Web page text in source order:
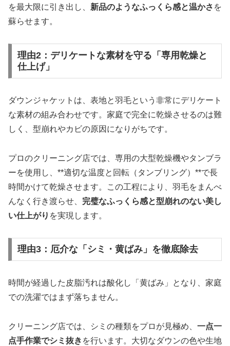
を最大限に引き出し、 新品のようなふっくら感と温かさ を
蘇らせます。
理由2：デリケートな素材を守る「専用乾燥と
仕上げ」
ダウンジャケットは、表地と羽毛という非常にデリケート
な素材の組み合わせです。家庭で完全に乾燥させるのは難
しく、型崩れやカビの原因になりがちです。
プロのクリーニング店では、専用の大型乾燥機やタンブラ
ーを使用し、**適切な温度と回転（タンブリング）**で長
時間かけて乾燥させます。この工程により、羽毛をまんべ
んなく行き渡らせ、 完璧なふっくら感と型崩れのない美し
い仕上がり を実現します。
理由3：厄介な「シミ・黄ばみ」を徹底除去
時間が経過した皮脂汚れは酸化し「黄ばみ」となり、家庭
での洗濯ではまず落ちません。
クリーニング店では、シミの種類をプロが見極め、 一点一
点手作業でシミ抜き を行います。大切なダウンの色や生地